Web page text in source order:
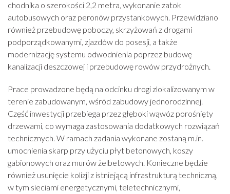
chodnika o szerokości 2,2 metra, wykonanie zatok
autobusowych oraz peronów przystankowych. Przewidziano
również przebudowę poboczy, skrzyżowań z drogami
podporządkowanymi, zjazdów do posesji, a także
modernizację systemu odwodnienia poprzez budowę
kanalizacji deszczowej i przebudowę rowów przydrożnych.
Prace prowadzone będą na odcinku drogi zlokalizowanym w
terenie zabudowanym, wśród zabudowy jednorodzinnej.
Część inwestycji przebiega przez głęboki wąwóz porośnięty
drzewami, co wymaga zastosowania dodatkowych rozwiązań
technicznych. W ramach zadania wykonane zostaną m.in.
umocnienia skarp przy użyciu płyt betonowych, koszy
gabionowych oraz murów żelbetowych. Konieczne będzie
również usunięcie kolizji z istniejącą infrastrukturą techniczną,
w tym sieciami energetycznymi, teletechnicznymi,